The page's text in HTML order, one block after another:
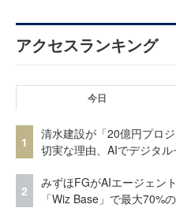
アクセスランキング
今日
1
清水建設が「20億円プロ
切実な理由、AIでデジタ
2
みずほFGがAIエージェン
「Wiz Base」で最大70%